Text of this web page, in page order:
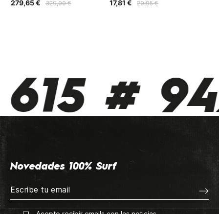
329,00 €
279,65 € 20,95 €
17,81 €
#
Novedades 100% Surf